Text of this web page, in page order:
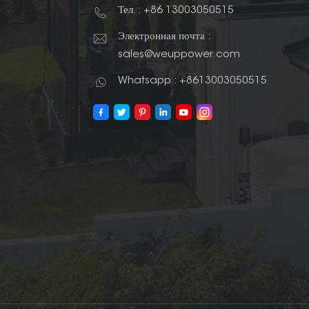
Тел. : +86 13003050515
Электронная почта :
sales@weuppower.com
Whatsapp : +8613003050515